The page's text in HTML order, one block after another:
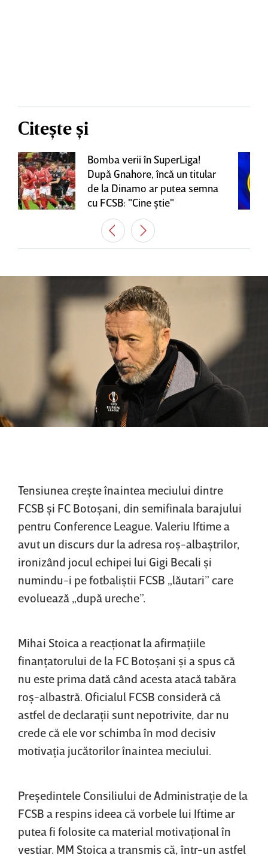
Citește și
Bomba verii în SuperLiga!
După Gnahore, încă un titular
de la Dinamo ar putea semna
cu FCSB: "Cine ştie"
Tensiunea creşte înaintea meciului dintre
FCSB şi FC Botoşani, din semifinala barajului
pentru Conference League. Valeriu Iftime a
avut un discurs dur la adresa roş-albaştrilor,
ironizând jocul echipei lui Gigi Becali şi
numindu-i pe fotbaliştii FCSB „lăutari” care
evoluează „după ureche”.
Mihai Stoica a reacţionat la afirmaţiile
finanţatorului de la FC Botoşani şi a spus că
nu este prima dată când acesta atacă tabăra
roş-albastră. Oficialul FCSB consideră că
astfel de declaraţii sunt nepotrivite, dar nu
crede că ele vor schimba în mod decisiv
motivaţia jucătorilor înaintea meciului.
Preşedintele Consiliului de Administraţie de la
FCSB a respins ideea că vorbele lui Iftime ar
putea fi folosite ca material motivaţional în
vestiar. MM Stoica a transmis că, într-un astfel